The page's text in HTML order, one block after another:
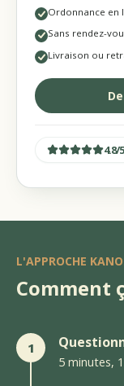
Ordonnance en
Sans rendez-
Livraison ou
4.8/5
L'APPROCHE
Comment
1
5 minutes,